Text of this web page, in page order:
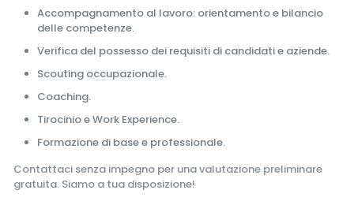
Accompagnamento al lavoro: orientamento e bilancio
delle competenze.
Verifica del possesso dei requisiti di candidati e aziende.
Scouting occupazionale.
Coaching.
Tirocinio e Work Experience.
Formazione di base e professionale.
Contattaci senza impegno per una valutazione preliminare
gratuita. Siamo a tua disposizione!